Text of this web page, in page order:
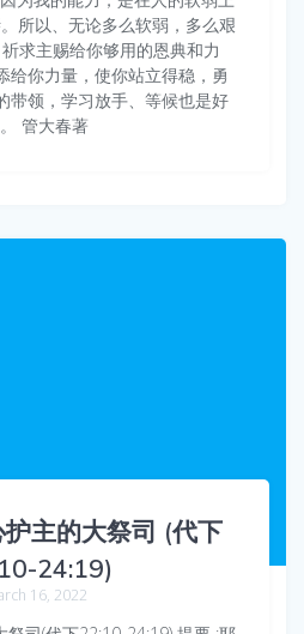
所以、无论多么软弱，多么艰
求主赐给你够用的恩典和力
给你力量，使你站立得稳，勇
带领，学习放手、等候也是好
管大春著
护主的大祭司 (代下
24:19)
16, 2022